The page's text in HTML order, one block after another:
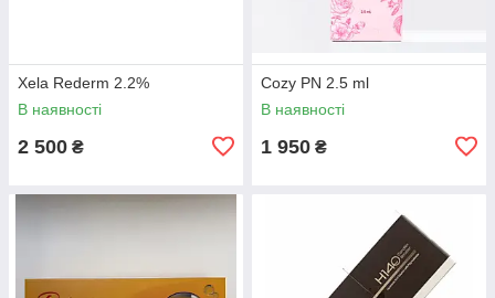
Xela Rederm 2.2%
В наявності
2 500 ₴
Cozy PN 2.5 ml
В наявності
1 950 ₴